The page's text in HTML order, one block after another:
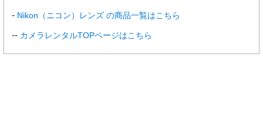
Nikon（ニコン）レンズ の商品一覧はこちら
カメラレンタルTOPページはこちら